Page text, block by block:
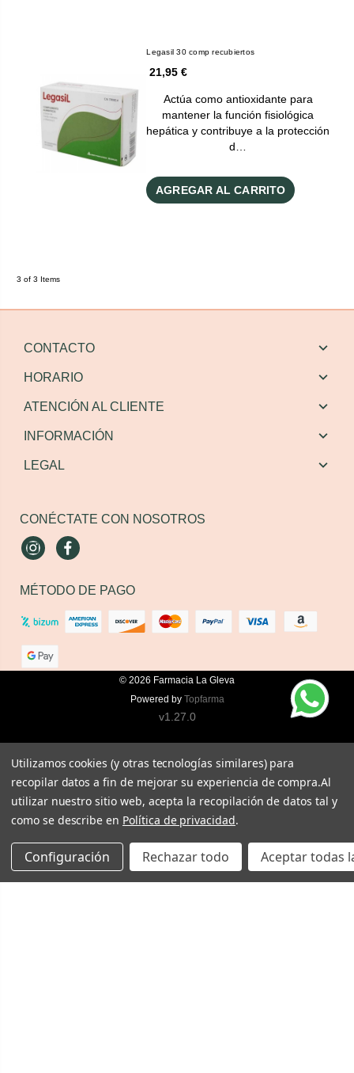
Legasil 30 comp recubiertos
21,95 €
Actúa como antioxidante para
mantener la función fisiológica
hepática y contribuye a la protección
d…
AGREGAR AL CARRITO
3 of 3 Items
CONTACTO
HORARIO
ATENCIÓN AL CLIENTE
INFORMACIÓN
LEGAL
CONÉCTATE CON NOSOTROS
InstagramFacebook
MÉTODO DE PAGO
© 2026 Farmacia La Gleva
Powered by Topfarma
v1.27.0
Utilizamos cookies (y otras tecnologías similares) para
recopilar datos a fin de mejorar su experiencia de compra.Al
utilizar nuestro sitio web, acepta la recopilación de datos tal y
como se describe en Política de privacidad.
Configuración Rechazar todo Aceptar todas